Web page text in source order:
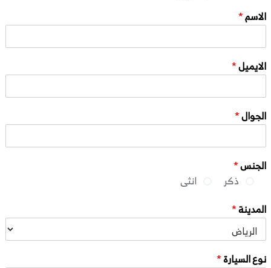
الاسم*
الايميل*
الجوال*
الجنس*
ذكر
انثى
المدينة*
نوع السيارة*